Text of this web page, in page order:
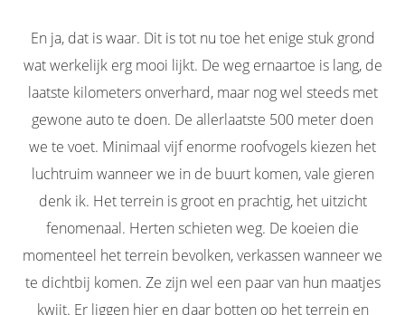
En ja, dat is waar. Dit is tot nu toe het enige stuk grond
wat werkelijk erg mooi lijkt. De weg ernaartoe is lang, de
laatste kilometers onverhard, maar nog wel steeds met
gewone auto te doen. De allerlaatste 500 meter doen
we te voet. Minimaal vijf enorme roofvogels kiezen het
luchtruim wanneer we in de buurt komen, vale gieren
denk ik. Het terrein is groot en prachtig, het uitzicht
fenomenaal. Herten schieten weg. De koeien die
momenteel het terrein bevolken, verkassen wanneer we
te dichtbij komen. Ze zijn wel een paar van hun maatjes
kwijt. Er liggen hier en daar botten op het terrein en